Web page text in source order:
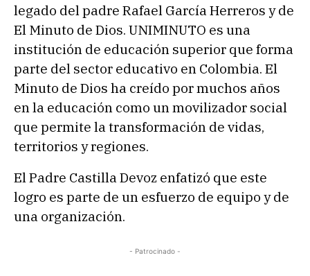
legado del padre Rafael García Herreros y de
El Minuto de Dios. UNIMINUTO es una
institución de educación superior que forma
parte del sector educativo en Colombia. El
Minuto de Dios ha creído por muchos años
en la educación como un movilizador social
que permite la transformación de vidas,
territorios y regiones.
El Padre Castilla Devoz enfatizó que este
logro es parte de un esfuerzo de equipo y de
una organización.
- Patrocinado -